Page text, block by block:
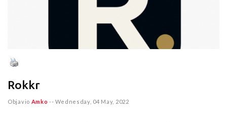
Rokkr
Objavio Amko -- Wednesday, 04 May, 2022